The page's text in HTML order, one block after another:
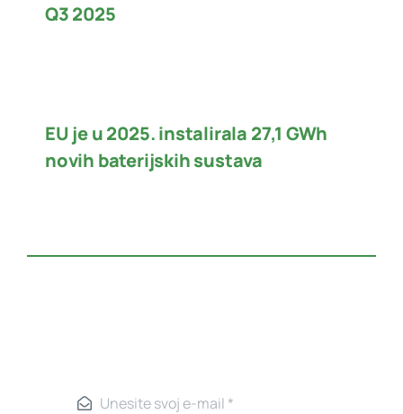
Q3 2025
EU je u 2025. instalirala 27,1 GWh
novih baterijskih sustava